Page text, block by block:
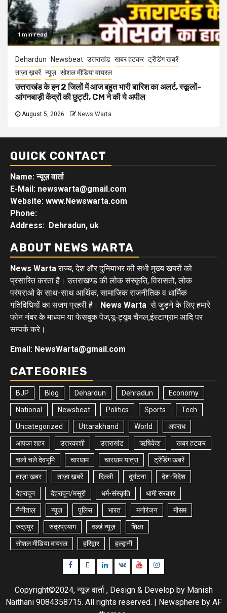
1 min read
Dehardun Newsbeat उत्तराखंड खबर हटकर ट्रेंडिंग खबरें
ताज़ा ख़बरें न्यूज़ सोशल मीडिया वायरल
उत्तराखंड के इन 2 जिलों में आज बहुत भारी बारिश का अलर्ट, स्कूलों-
आंगनबाड़ी केंद्रों की छुट्टी, CM ने की ये अपील
August 5, 2026 News Warta
QUICK CONTACT
Name: न्यूज़ वार्ता
E-Mail: newswarta@gmail.com
Website: www.Newswarta.com
Phone:
Address: Dehradun, uk
ABOUT NEWS WARTA
News Wartaराज्य, देश और दुनियाभर की सभी मुख्य खबरों को
प्रसारित करता है। उत्तराखण्ड की लोक संस्कृति, विरासतों, लोक
परंपराओ के साथ-साथ आर्थिक, सामाजिक राजनीतिक व धार्मिक
गतिविधियों का सजग प्रहरी है। News Warta से जुड़ने के लिए हमारे
फोन नंबर के माध्यम या फेसबुक पेज,यू-ट्यूब चैनल,इंस्टाग्राम आदि पर
सम्पर्क करे।
Email: NewsWarta@gmail.com
CATEGORIES
BJP Blog Dehardun Dehradun Economy
National Newsbeat Politics Sports Tech
Uncategorized Uttarakhand World अपराध
आपका शहर उत्तरकाशी उत्तराखंड ऋषिकेश खबर हटकर
चलो चले देवभूमि चारधाम चारधाम यात्रा ट्रेंडिंग खबरें
ताज़ा ख़बर ताज़ा ख़बरें दिल्ली दुर्घटना देश-विदेश
देहरादून देहरादून/मसूरी धर्म-संस्कृति धामी सरकार
नैनीताल न्यूज़ पुलिस भारत मनोरंजन मौसम
रुद्रपुर रुद्रप्रयाग वर्ल्ड न्यूज़ शिक्षा
सोशल मीडिया वायरल हरिद्वार हल्द्वानी
Facebook
TwitterLinkedin
VK YoutubeInstagram
Copyright©2024, न्यूज़ वार्ता , Design & Develop by Manish
Naithani 9084358715. All rights reserved. | Newsphereby AF